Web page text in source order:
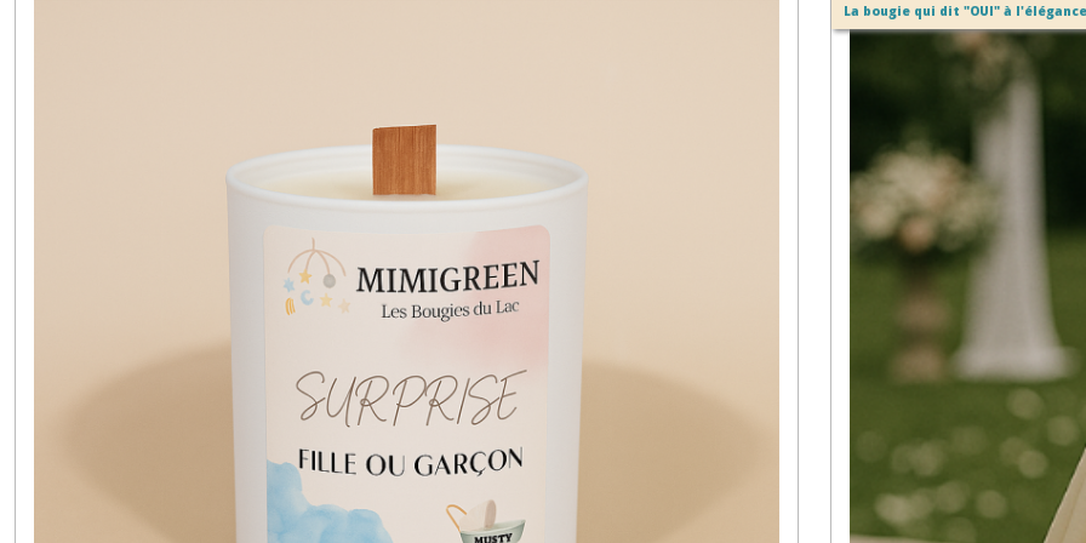
La bougie qui dit "OUI" à